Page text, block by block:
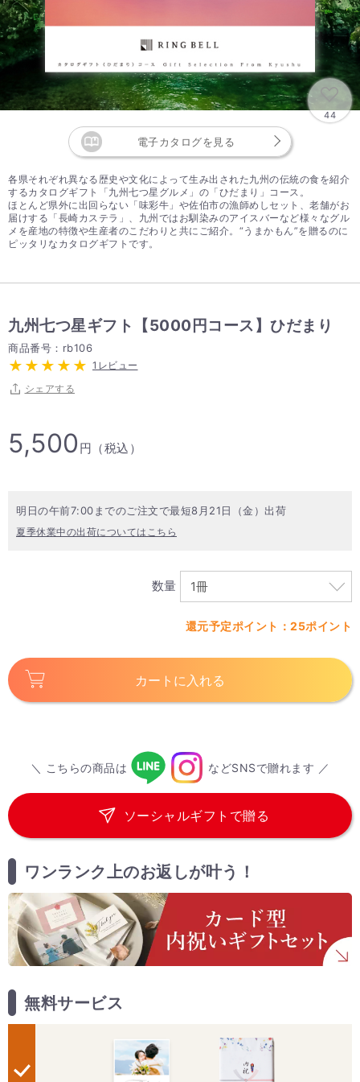
44
電子カタログを見る
各県それぞれ異なる歴史や文化によって生み出された九州の伝統の食を紹介
するカタログギフト「九州七つ星グルメ」の「ひだまり」コース。
ほとんど県外に出回らない「味彩牛」や佐伯市の漁師めしセット、老舗がお
届けする「長崎カステラ」、九州ではお馴染みのアイスバーなど様々なグル
メを産地の特徴や生産者のこだわりと共にご紹介。“うまかもん”を贈るのに
ピッタリなカタログギフトです。
九州七つ星ギフト【5000円コース】ひだまり
商品番号：rb106
1レビュー
シェアする
5,500 円（税込）
明日の午前7:00までのご注文で最短8月21日（金）出荷
夏季休業中の出荷についてはこちら
数量
還元予定ポイント：25ポイント
カートに入れる
＼ こちらの商品は などSNSで贈れます ／
ソーシャルギフトで贈る
ワンランク上のお返しが叶う！
無料サービス